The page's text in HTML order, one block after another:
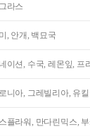
라스
, 안개, 백묘국
이션, 수국, 레몬잎, 프
니아, 그레빌리아, 유
플라워, 만다린믹스,